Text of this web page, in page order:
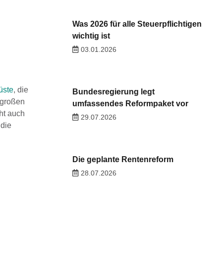
, die
auch
Was 2026 für alle Steuerpflichtigen
wichtig ist
03.01.2026
Bundesregierung legt
umfassendes Reformpaket vor
29.07.2026
Die geplante Rentenreform
28.07.2026